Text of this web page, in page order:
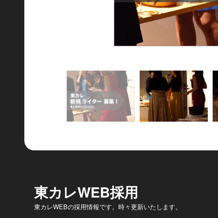
東カレWEB採用
東カレWEBの採用情報です。時々更新いたします。